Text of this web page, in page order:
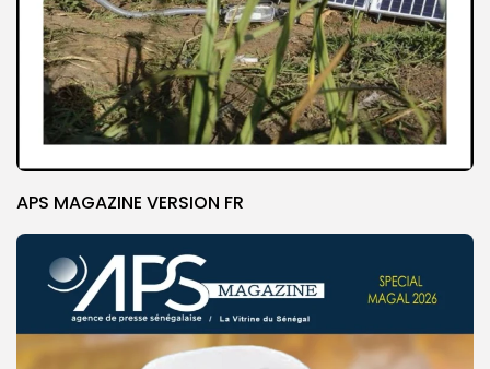
APS MAGAZINE VERSION FR